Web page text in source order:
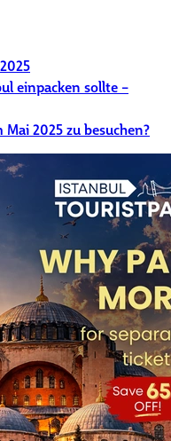
einpacken sollte –
2025 zu besuchen?